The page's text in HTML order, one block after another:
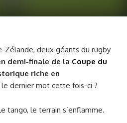
Zélande, deux géants du rugby
demi-finale de la Coupe du
riche en
le dernier mot cette fois-ci ?
tango, le terrain s’enflamme.